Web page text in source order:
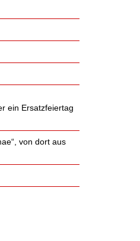
ein Ersatzfeiertag
von dort aus